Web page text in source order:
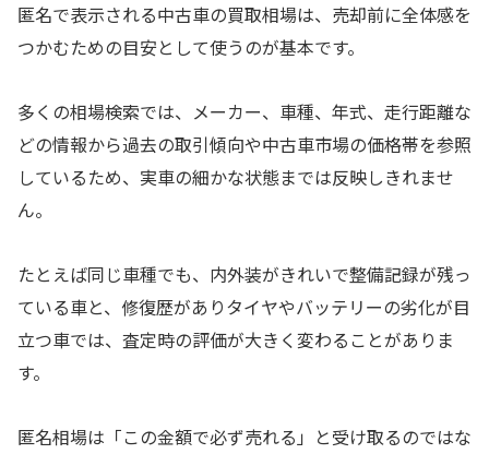
匿名で表示される中古車の買取相場は、売却前に全体感を
つかむための目安として使うのが基本です。
多くの相場検索では、メーカー、車種、年式、走行距離な
どの情報から過去の取引傾向や中古車市場の価格帯を参照
しているため、実車の細かな状態までは反映しきれませ
ん。
たとえば同じ車種でも、内外装がきれいで整備記録が残っ
ている車と、修復歴がありタイヤやバッテリーの劣化が目
立つ車では、査定時の評価が大きく変わることがありま
す。
匿名相場は「この金額で必ず売れる」と受け取るのではな